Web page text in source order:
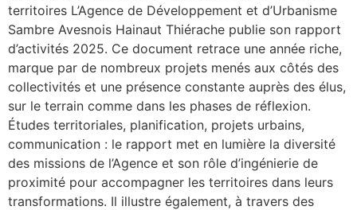
territoires L’Agence de Développement et d’Urbanisme
Sambre Avesnois Hainaut Thiérache publie son rapport
d’activités 2025. Ce document retrace une année riche,
marque par de nombreux projets menés aux côtés des
collectivités et une présence constante auprès des élus,
sur le terrain comme dans les phases de réflexion.
Études territoriales, planification, projets urbains,
communication : le rapport met en lumière la diversité
des missions de l’Agence et son rôle d’ingénierie de
proximité pour accompagner les territoires dans leurs
transformations. Il illustre également, à travers des